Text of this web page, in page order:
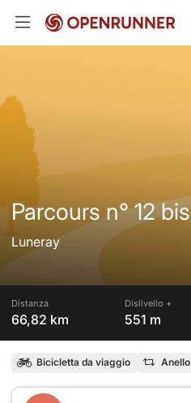
Parcours n° 12 bis
Luneray
Distanza
66,82 km
Dislivello +
551 m
Bicicletta da viaggio Anello